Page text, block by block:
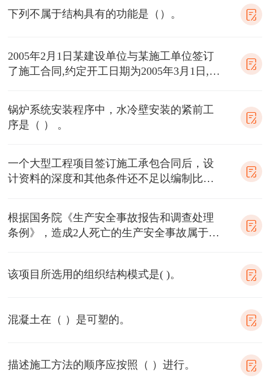
下列不属于结构具有的功能是（）。
2005年2月1日某建设单位与某施工单位签订
了施工合同,约定开工日期为2005年3月1日,工
锅炉系统安装程序中，水冷壁安装的紧前工
序是（ ） 。
一个大型工程项目签订施工承包合同后，设
计资料的深度和其他条件还不足以编制比较
根据国务院《生产安全事故报告和调查处理
条例》，造成2人死亡的生产安全事故属于
该项目所选用的组织结构模式是( )。
混凝土在（ ）是可塑的。
描述施工方法的顺序应按照（ ）进行。